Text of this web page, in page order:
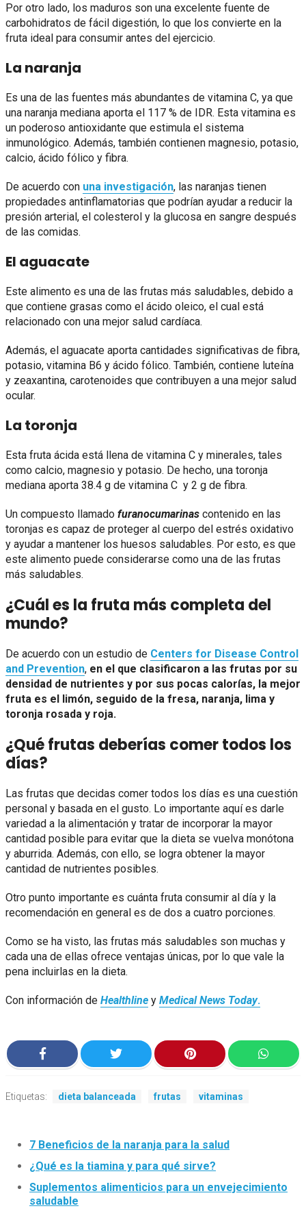
Por otro lado, los maduros son una excelente fuente de
carbohidratos de fácil digestión, lo que los convierte en la
fruta ideal para consumir antes del ejercicio.
La naranja
Es una de las fuentes más abundantes de vitamina C, ya que
una naranja mediana aporta el 117 % de IDR. Esta vitamina es
un poderoso antioxidante que estimula el sistema
inmunológico. Además, también contienen magnesio, potasio,
calcio, ácido fólico y fibra.
De acuerdo con una investigación, las naranjas tienen
propiedades antinflamatorias que podrían ayudar a reducir la
presión arterial, el colesterol y la glucosa en sangre después
de las comidas.
El aguacate
Este alimento es una de las frutas más saludables, debido a
que contiene grasas como el ácido oleico, el cual está
relacionado con una mejor salud cardíaca.
Además, el aguacate aporta cantidades significativas de fibra,
potasio, vitamina B6 y ácido fólico. También, contiene luteína
y zeaxantina, carotenoides que contribuyen a una mejor salud
ocular.
La toronja
Esta fruta ácida está llena de vitamina C y minerales, tales
como calcio, magnesio y potasio. De hecho, una toronja
mediana aporta 38.4 g de vitamina C y 2 g de fibra.
Un compuesto llamado furanocumarinas contenido en las
toronjas es capaz de proteger al cuerpo del estrés oxidativo
y ayudar a mantener los huesos saludables. Por esto, es que
este alimento puede considerarse como una de las frutas
más saludables.
¿Cuál es la fruta más completa del
mundo?
De acuerdo con un estudio de Centers for Disease Control
and Prevention, en el que clasificaron a las frutas por su
densidad de nutrientes y por sus pocas calorías, la mejor
fruta es el limón, seguido de la fresa, naranja, lima y
toronja rosada y roja.
¿Qué frutas deberías comer todos los
días?
Las frutas que decidas comer todos los días es una cuestión
personal y basada en el gusto. Lo importante aquí es darle
variedad a la alimentación y tratar de incorporar la mayor
cantidad posible para evitar que la dieta se vuelva monótona
y aburrida. Además, con ello, se logra obtener la mayor
cantidad de nutrientes posibles.
Otro punto importante es cuánta fruta consumir al día y la
recomendación en general es de dos a cuatro porciones.
Como se ha visto, las frutas más saludables son muchas y
cada una de ellas ofrece ventajas únicas, por lo que vale la
pena incluirlas en la dieta.
Con información de Healthline y Medical News Today.
Etiquetas: dieta balanceada frutas vitaminas
7 Beneficios de la naranja para la salud
¿Qué es la tiamina y para qué sirve?
Suplementos alimenticios para un envejecimiento
saludable